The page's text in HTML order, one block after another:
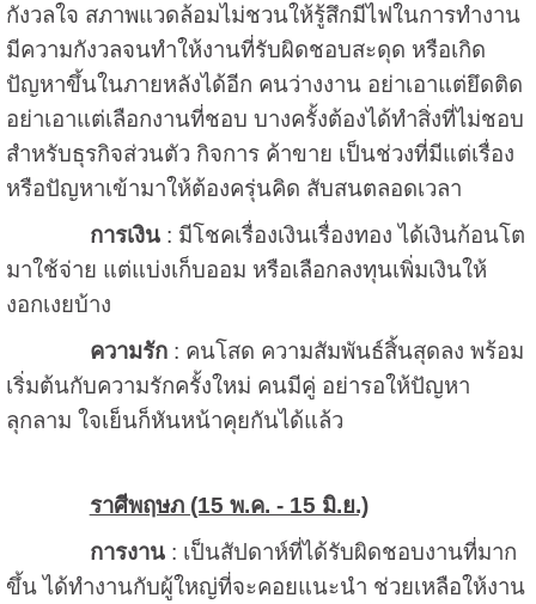
กังวลใจ สภาพแวดล้อมไม่ชวนให้รู้สึกมีไฟในการทำงาน
มีความกังวลจนทำให้งานที่รับผิดชอบสะดุด หรือเกิด
ปัญหาขึ้นในภายหลังได้อีก คนว่างงาน อย่าเอาแต่ยึดติด
อย่าเอาแต่เลือกงานที่ชอบ บางครั้งต้องได้ทำสิ่งที่ไม่ชอบ
สำหรับธุรกิจส่วนตัว กิจการ ค้าขาย เป็นช่วงที่มีแต่เรื่อง
หรือปัญหาเข้ามาให้ต้องครุ่นคิด สับสนตลอดเวลา
การเงิน: มีโชคเรื่องเงินเรื่องทอง ได้เงินก้อนโต
มาใช้จ่าย แต่แบ่งเก็บออม หรือเลือกลงทุนเพิ่มเงินให้
งอกเงยบ้าง
ความรัก: คนโสด ความสัมพันธ์สิ้นสุดลง พร้อม
เริ่มต้นกับความรักครั้งใหม่ คนมีคู่ อย่ารอให้ปัญหา
ลุกลาม ใจเย็นก็หันหน้าคุยกันได้แล้ว
ราศีพฤษภ (15 พ.ค. - 15 มิ.ย.)
การงาน: เป็นสัปดาห์ที่ได้รับผิดชอบงานที่มาก
ขึ้น ได้ทำงานกับผู้ใหญ่ที่จะคอยแนะนำ ช่วยเหลือให้งาน